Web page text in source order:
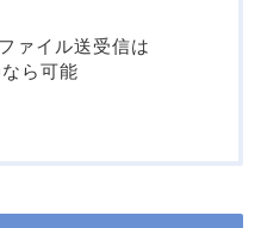
ァイル送受信は
ら可能